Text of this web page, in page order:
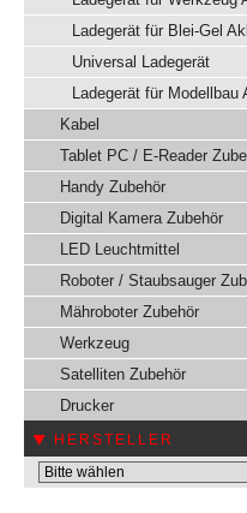
Ladegerät für Blei-Gel
Universal Ladegerät
Ladegerät für Modellbau
Kabel
Tablet PC / E-Reader
Handy Zubehör
Digital Kamera Zubehör
LED Leuchtmittel
Roboter / Staubsauger
Mähroboter Zubehör
Werkzeug
Satelliten Zubehör
Drucker
HERSTELLER